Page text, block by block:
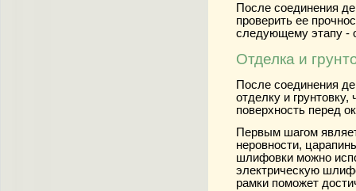
После соединения
проверить ее
следующему этапу -
Отделка и
После соединения
отделку и
поверхность перед
Первым шагом
неровности,
шлифовки можно
электрическую
рамки поможет